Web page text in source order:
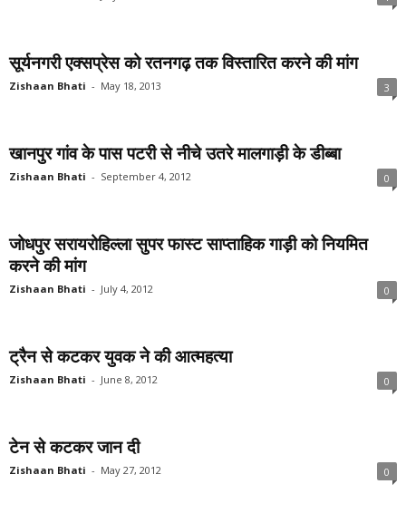
सूर्यनगरी एक्सप्रेस को रतनगढ़ तक विस्तारित करने की मांग
Zishaan Bhati - May 18, 2013 3
खानपुर गांव के पास पटरी से नीचे उतरे मालगाड़ी के डीब्बा
Zishaan Bhati - September 4, 2012 0
जोधपुर सरायरोहिल्ला सुपर फास्ट साप्ताहिक गाड़ी को नियमित
करने की मांग
Zishaan Bhati - July 4, 2012 0
ट्रैन से कटकर युवक ने की आत्महत्या
Zishaan Bhati - June 8, 2012 0
टेन से कटकर जान दी
Zishaan Bhati - May 27, 2012 0